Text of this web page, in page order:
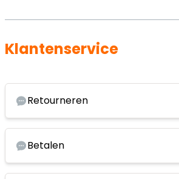
Klantenservice
Retourneren
Betalen